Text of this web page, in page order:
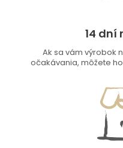
14 dní
Ak sa vám výrobok
očakávania, môžete